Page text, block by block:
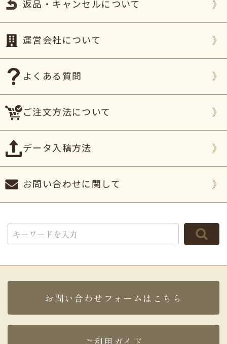
返品・キャンセルについて
運営会社について
よくある質問
ご注文方法について
データ入稿方法
お問い合わせに関して
お問い合わせフォームはこちら
TOP